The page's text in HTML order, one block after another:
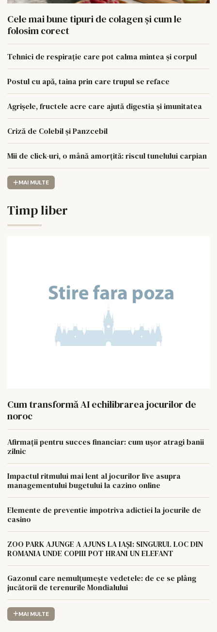
Cele mai bune tipuri de colagen și cum le
folosim corect
Tehnici de respirație care pot calma mintea și corpul
Postul cu apă, taina prin care trupul se reface
Agrișele, fructele acre care ajută digestia și imunitatea
Criză de Colebil și Panzcebil
Mii de click-uri, o mână amorțită: riscul tunelului carpian
MAI MULTE
Timp liber
Cum transformă AI echilibrarea jocurilor de
noroc
Afirmații pentru succes financiar: cum ușor atragi banii
zilnic
Impactul ritmului mai lent al jocurilor live asupra
managementului bugetului la cazino online
Elemente de preventie impotriva adictiei la jocurile de
casino
ZOO PARK AJUNGE A AJUNS LA IAȘI: SINGURUL LOC DIN
ROMANIA UNDE COPIII POT HRANI UN ELEFANT
Gazonul care nemulțumește vedetele: de ce se plâng
jucătorii de terenurile Mondialului
MAI MULTE